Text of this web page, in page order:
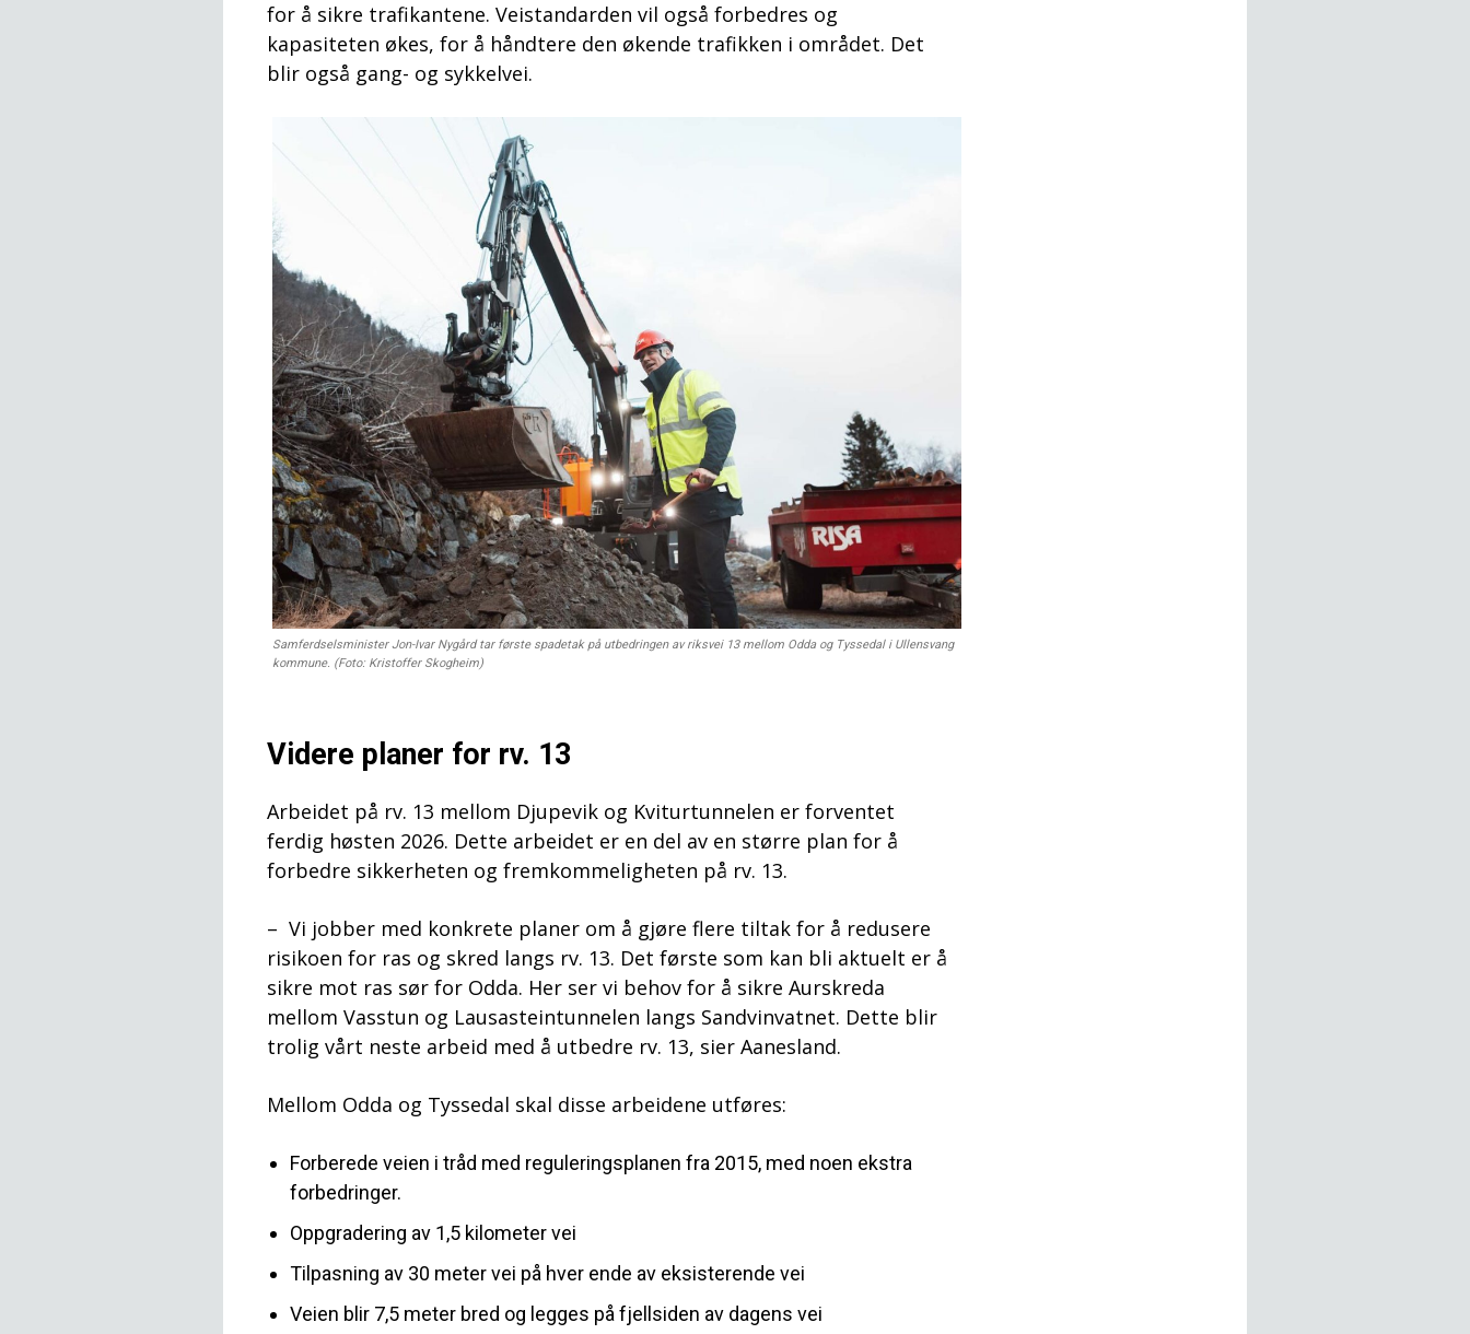
for å sikre trafikantene. Veistandarden vil også forbedres og
kapasiteten økes, for å håndtere den økende trafikken i området. Det
blir også gang- og sykkelvei.
Samferdselsminister Jon-Ivar Nygård tar første spadetak på utbedringen av riksvei 13 mellom Odda og Tyssedal i Ullensvang
kommune. (Foto: Kristoffer Skogheim)
Videre planer for rv. 13
Arbeidet på rv. 13 mellom Djupevik og Kviturtunnelen er forventet
ferdig høsten 2026. Dette arbeidet er en del av en større plan for å
forbedre sikkerheten og fremkommeligheten på rv. 13.
– Vi jobber med konkrete planer om å gjøre flere tiltak for å redusere
risikoen for ras og skred langs rv. 13. Det første som kan bli aktuelt er å
sikre mot ras sør for Odda. Her ser vi behov for å sikre Aurskreda
mellom Vasstun og Lausasteintunnelen langs Sandvinvatnet. Dette blir
trolig vårt neste arbeid med å utbedre rv. 13, sier Aanesland.
Mellom Odda og Tyssedal skal disse arbeidene utføres:
Forberede veien i tråd med reguleringsplanen fra 2015, med noen ekstra
forbedringer.
Oppgradering av 1,5 kilometer vei
Tilpasning av 30 meter vei på hver ende av eksisterende vei
Veien blir 7,5 meter bred og legges på fjellsiden av dagens vei